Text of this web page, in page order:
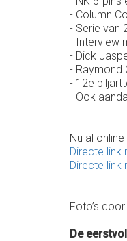
- Column
- Serie van
- Interview
- Dick
- Raymond
- 12e
- Ook
Nu al online
Directe link
Directe link
Foto’s
De